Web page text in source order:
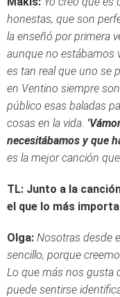
honestas, que son
la enseñó por primera
aunque no estábamos
es tan real que uno se
en Ventino siempre
público esas baladas
cosas en la vida.
necesitábamos y que
es la mejor canción
TL: Junto a la
el que lo más
Olga: Nosotras desde
sencillo, porque
Lo que más nos gusta
puede sentirse